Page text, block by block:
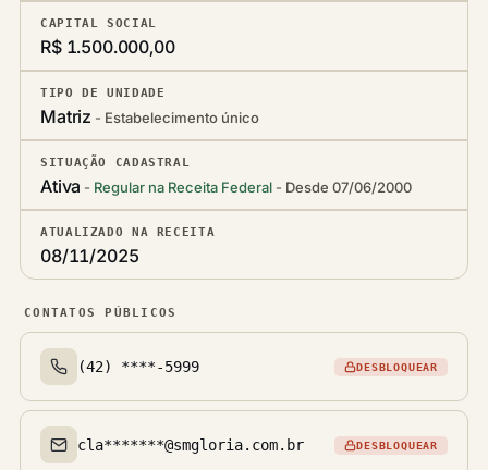
CAPITAL SOCIAL
R$ 1.500.000,00
TIPO DE UNIDADE
Matriz Estabelecimento único
SITUAÇÃO CADASTRAL
Ativa Regular na Receita Federal Desde 07/06/2000
ATUALIZADO NA RECEITA
08/11/2025
CONTATOS PÚBLICOS
Telefone(s)
(42) ****-5999 DESBLOQUEAR
Email(s)
cla*******@smgloria.com.br DESBLOQUEAR